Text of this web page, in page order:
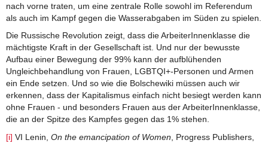
nach vorne traten, um eine zentrale Rolle sowohl im Referendum
als auch im Kampf gegen die Wasserabgaben im Süden zu spielen.
Die Russische Revolution zeigt, dass die ArbeiterInnenklasse die
mächtigste Kraft in der Gesellschaft ist. Und nur der bewusste
Aufbau einer Bewegung der 99% kann der aufblühenden
Ungleichbehandlung von Frauen, LGBTQI+-Personen und Armen
ein Ende setzen. Und so wie die Bolschewiki müssen auch wir
erkennen, dass der Kapitalismus einfach nicht besiegt werden kann
ohne Frauen - und besonders Frauen aus der ArbeiterInnenklasse,
die an der Spitze des Kampfes gegen das 1% stehen.
[i] VI Lenin, On the emancipation of Women , Progress Publishers,